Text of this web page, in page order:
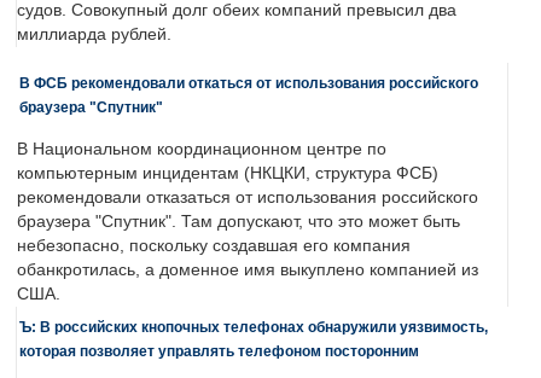
судов. Совокупный долг обеих компаний превысил два
миллиарда рублей.
В ФСБ рекомендовали откаться от использования российского
браузера "Спутник"
В Национальном координационном центре по
компьютерным инцидентам (НКЦКИ, структура ФСБ)
рекомендовали отказаться от использования российского
браузера "Спутник". Там допускают, что это может быть
небезопасно, поскольку создавшая его компания
обанкротилась, а доменное имя выкуплено компанией из
США.
Ъ: В российских кнопочных телефонах обнаружили уязвимость,
которая позволяет управлять телефоном посторонним